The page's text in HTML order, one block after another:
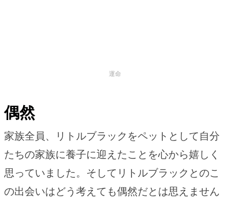
運命
偶然
家族全員、リトルブラックをペットとして自分
たちの家族に養子に迎えたことを心から嬉しく
思っていました。そしてリトルブラックとのこ
の出会いはどう考えても偶然だとは思えません